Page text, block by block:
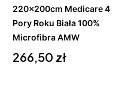
220x200cm Medicare 4
Pory Roku Biała 100%
Microfibra AMW
Cena
266,50 zł